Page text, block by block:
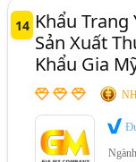
14 Khẩu Trang
Sản Xuất
Khẩu Gia